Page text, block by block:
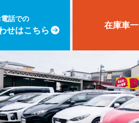
電話での
せはこちら
在庫車